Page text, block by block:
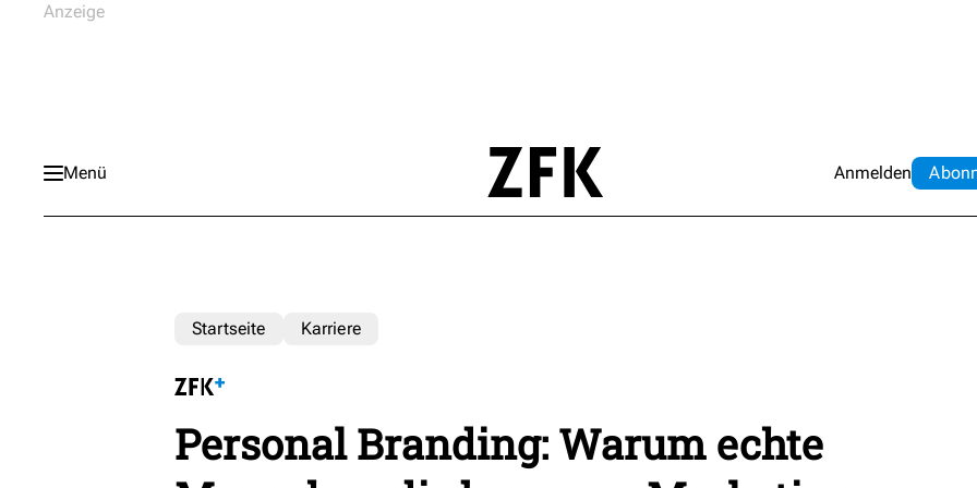
Menü Anmelden Abo
Startseite Karriere
Personal Branding: Warum echte